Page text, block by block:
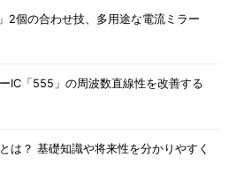
2個の合わせ技、多用途な電流ミラー
IC「555」の周波数直線性を改善する
は？ 基礎知識や将来性を分かりやすく